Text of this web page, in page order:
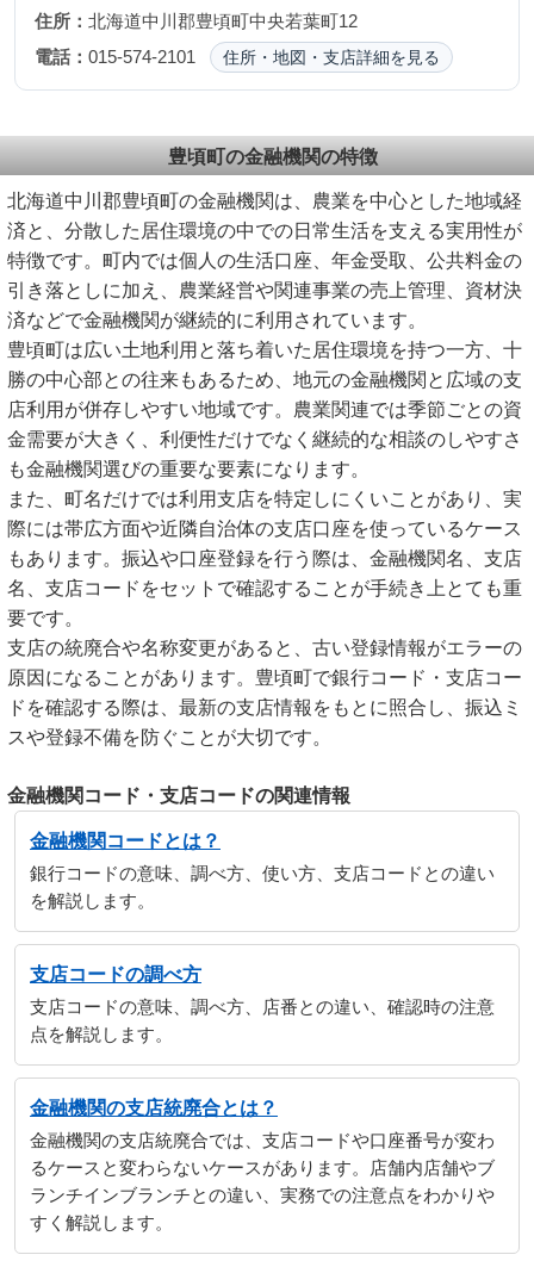
住所： 北海道中川郡豊頃町中央若葉町12
電話： 015-574-2101 住所・地図・支店詳細を見る
豊頃町の金融機関の特徴
北海道中川郡豊頃町の金融機関は、農業を中心とした地域経
済と、分散した居住環境の中での日常生活を支える実用性が
特徴です。町内では個人の生活口座、年金受取、公共料金の
引き落としに加え、農業経営や関連事業の売上管理、資材決
済などで金融機関が継続的に利用されています。
豊頃町は広い土地利用と落ち着いた居住環境を持つ一方、十
勝の中心部との往来もあるため、地元の金融機関と広域の支
店利用が併存しやすい地域です。農業関連では季節ごとの資
金需要が大きく、利便性だけでなく継続的な相談のしやすさ
も金融機関選びの重要な要素になります。
また、町名だけでは利用支店を特定しにくいことがあり、実
際には帯広方面や近隣自治体の支店口座を使っているケース
もあります。振込や口座登録を行う際は、金融機関名、支店
名、支店コードをセットで確認することが手続き上とても重
要です。
支店の統廃合や名称変更があると、古い登録情報がエラーの
原因になることがあります。豊頃町で銀行コード・支店コー
ドを確認する際は、最新の支店情報をもとに照合し、振込ミ
スや登録不備を防ぐことが大切です。
金融機関コード・支店コードの関連情報
金融機関コードとは？
銀行コードの意味、調べ方、使い方、支店コードとの違い
を解説します。
支店コードの調べ方
支店コードの意味、調べ方、店番との違い、確認時の注意
点を解説します。
金融機関の支店統廃合とは？
金融機関の支店統廃合では、支店コードや口座番号が変わ
るケースと変わらないケースがあります。店舗内店舗やブ
ランチインブランチとの違い、実務での注意点をわかりや
すく解説します。